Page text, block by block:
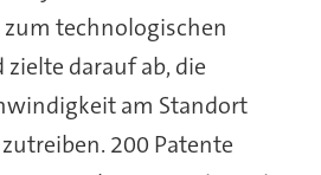
technologischen
darauf ab, die
am Standort
200 Patente